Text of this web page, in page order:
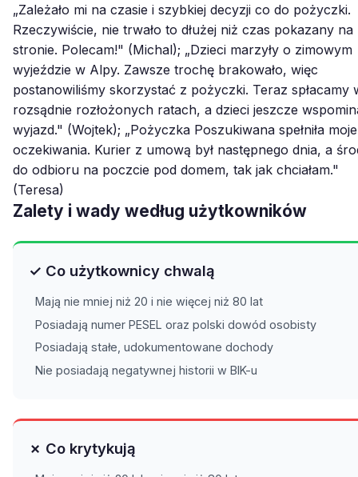
„Zależało mi na czasie i szybkiej decyzji co do pożyczki.
Rzeczywiście, nie trwało to dłużej niż czas pokazany na
stronie. Polecam!" (Michal); „Dzieci marzyły o zimowym
wyjeździe w Alpy. Zawsze trochę brakowało, więc
postanowiliśmy skorzystać z pożyczki. Teraz spłacamy
rozsądnie rozłożonych ratach, a dzieci jeszcze
wyjazd." (Wojtek); „Pożyczka Poszukiwana spełniła moje
oczeki­wania. Kurier z umową był następnego dnia, a
do odbioru na poczcie pod domem, tak jak chciałam."
(Teresa)
Zalety i wady według użytkowników
✓ Co użytkownicy chwalą
Mają nie mniej niż 20 i nie więcej niż 80 lat
Posiadają numer PESEL oraz polski dowód osobisty
Posiadają stałe, udokumentowane dochody
Nie posiadają negatywnej historii w BIK-u
✗ Co krytykują